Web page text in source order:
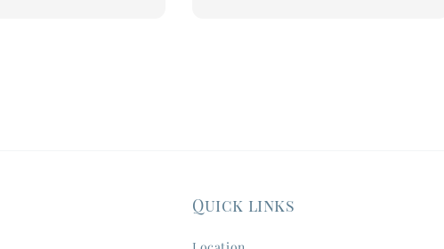
Quick links